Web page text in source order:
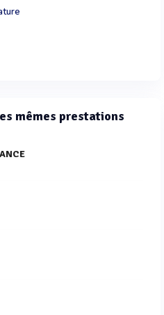
mêmes prestations